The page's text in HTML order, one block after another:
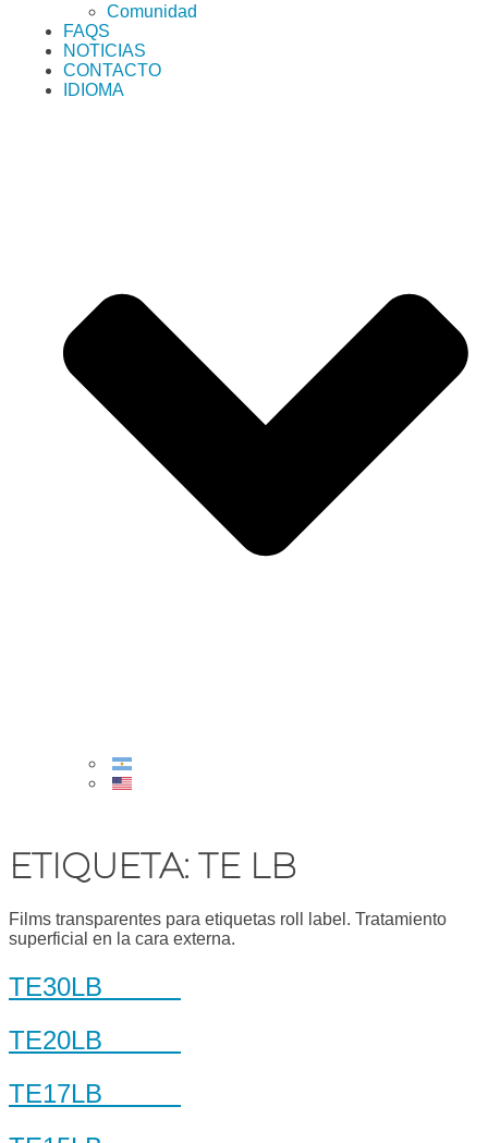
Comunidad
FAQS
NOTICIAS
CONTACTO
IDIOMA
ETIQUETA: TE LB
Films transparentes para etiquetas roll label. Tratamiento
superficial en la cara externa.
TE30LB
TE20LB
TE17LB